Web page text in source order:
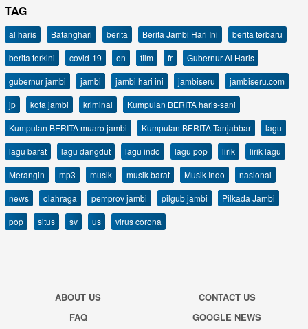
TAG
al haris Batanghari berita Berita Jambi Hari Ini
berita terbaru
berita terkini
covid-19 en film fr
Gubernur Al Haris
gubernur jambi
jambi jambi hari ini jambiseru
jambiseru.com
jp
kota jambi kriminal
Kumpulan BERITA haris-sani
Kumpulan BERITA muaro jambi
Kumpulan BERITA Tanjabbar
lagu
lagu barat
lagu dangdut lagu indo lagu pop lirik
lirik lagu
Merangin
mp3 musik musik barat Musik Indo
nasional
news
olahraga pemprov jambi pilgub jambi
Pilkada Jambi
pop
situs sv us virus corona
ABOUT US
CONTACT US
FAQ
GOOGLE NEWS